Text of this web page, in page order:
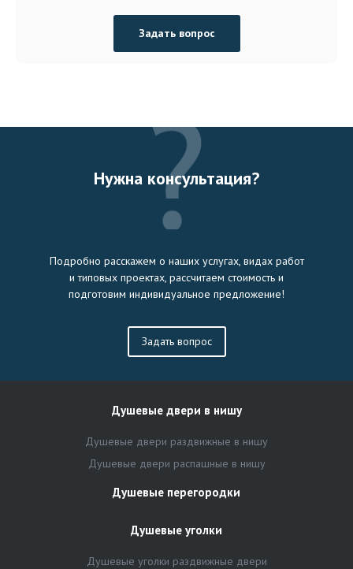
Задать вопрос
Нужна консультация?
Подробно расскажем о наших услугах, видах работ
и типовых проектах, рассчитаем стоимость и
подготовим индивидуальное предложение!
Задать вопрос
Душевые двери в нишу
Душевые двери раздвижные в нишу
Душевые двери распашные в нишу
Душевые перегородки
Душевые уголки
Душевые уголки раздвижные двери